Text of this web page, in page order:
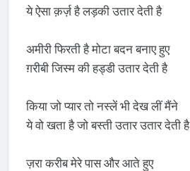
ये ऐसा क़र्ज़ है लड़की उतार देती है
अमीरी फिरती है मोटा बदन बनाए हुए
ग़रीबी जिस्म की हड्डी उतार देती है
किया जो प्यार तो नस्लें भी देख लीं मैंने
ये वो खता है जो बस्ती उतार उतार देती है
ज़रा करीब मेरे पास और आते हुए